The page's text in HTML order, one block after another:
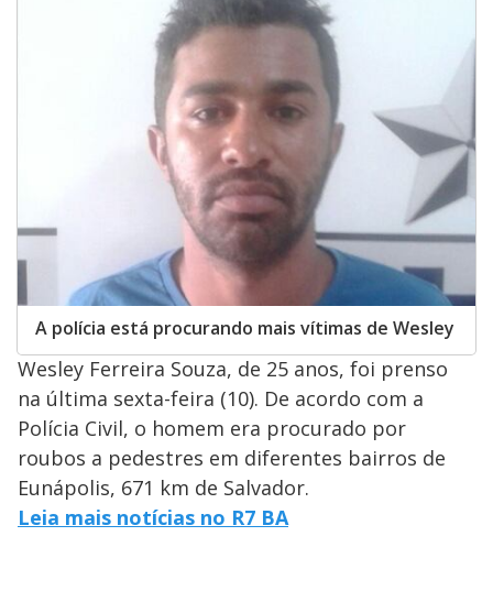
A polícia está procurando mais vítimas de Wesley
Wesley Ferreira Souza, de 25 anos, foi prenso
na última sexta-feira (10). De acordo com a
Polícia Civil, o homem era procurado por
roubos a pedestres em diferentes bairros de
Eunápolis, 671 km de Salvador.
Leia mais notícias no R7 BA